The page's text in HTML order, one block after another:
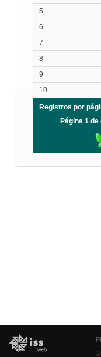
5
6
7
8
9
10
Registros por
Página 1
©